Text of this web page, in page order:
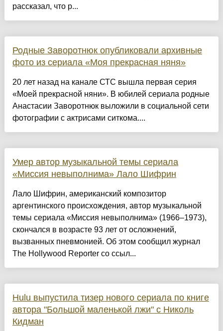
рассказал, что р...
Родные Заворотнюк опубликовали архивные
фото из сериала «Моя прекрасная няня»
20 лет назад на канале СТС вышла первая серия
«Моей прекрасной няни». В юбилей сериала родные
Анастасии Заворотнюк выложили в социальной сети
фотографии с актрисами ситкома....
Умер автор музыкальной темы сериала
«Миссия невыполнима» Лало Шифрин
Лало Шифрин, американский композитор
аргентинского происхождения, автор музыкальной
темы сериала «Миссия невыполнима» (1966–1973),
скончался в возрасте 93 лет от осложнений,
вызванных пневмонией. Об этом сообщил журнал
The Hollywood Reporter со ссыл...
Hulu выпустила тизер нового сериала по книге
автора "Большой маленькой лжи" с Николь
Кидман